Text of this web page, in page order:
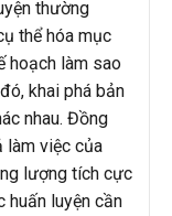
thường
thể hóa mục
hoạch làm sao
khai phá bản
nhau. Đồng
làm việc của
lượng tích cực
huấn luyện cần